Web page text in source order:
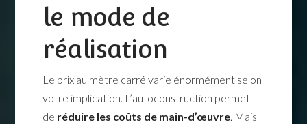
le mode de
réalisation
Le prix au mètre carré varie énormément selon
votre implication. L’autoconstruction permet
de réduire les coûts de main-d’œuvre. Mais